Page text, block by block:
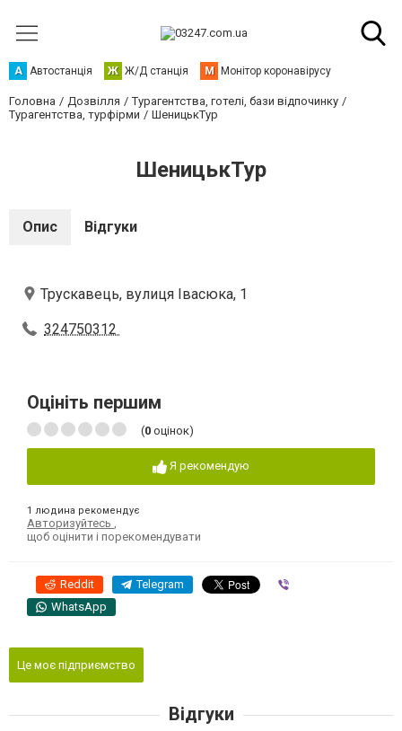
А Автостанція Ж Ж/Д станція М Монітор коронавірусу
Головна Дозвілля
Турагентства, готелі, бази відпочинку
Турагентства, турфірми
ШеницькТур
ШеницькТур
Опис Відгуки
Трускавець, вулиця Івасюка, 1
324750312
Оцініть першим
(0 оцінок)
Я рекомендую
1 людина рекомендує
Авторизуйтесь
щоб оцінити і порекомендувати
Reddit Telegram
WhatsApp
Це моє підприємство
Відгуки